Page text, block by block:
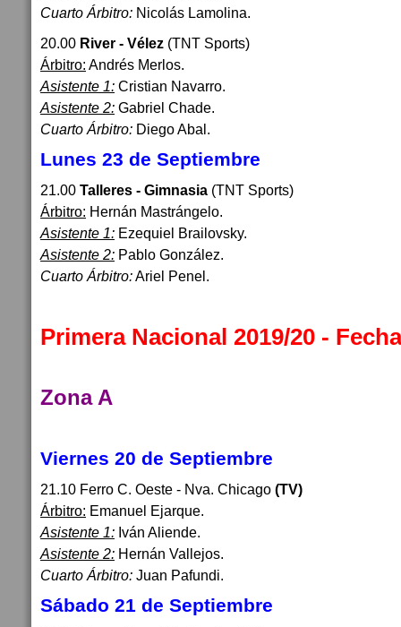
Cuarto Árbitro: Nicolás Lamolina.
20.00 River - Vélez (TNT Sports)
Árbitro: Andrés Merlos.
Asistente 1: Cristian Navarro.
Asistente 2: Gabriel Chade.
Cuarto Árbitro: Diego Abal.
Lunes 23 de Septiembre
21.00 Talleres - Gimnasia (TNT Sports)
Árbitro: Hernán Mastrángelo.
Asistente 1: Ezequiel Brailovsky.
Asistente 2: Pablo González.
Cuarto Árbitro:Ariel Penel.
Primera Nacional 2019/20 -
Zona A
Viernes 20 de Septiembre
21.10 Ferro C. Oeste - Nva. Chicago (TV)
Árbitro: Emanuel Ejarque.
Asistente 1: Iván Aliende.
Asistente 2: Hernán Vallejos.
Cuarto Árbitro: Juan Pafundi.
Sábado 21 de Septiembre